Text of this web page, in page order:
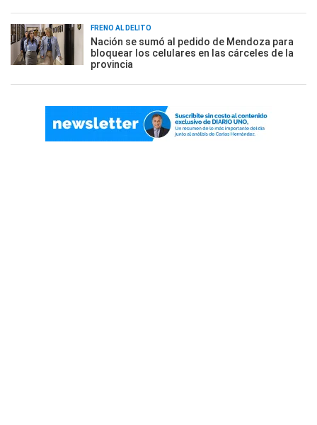
FRENO AL DELITO
Nación se sumó al pedido de Mendoza para
bloquear los celulares en las cárceles de la
provincia